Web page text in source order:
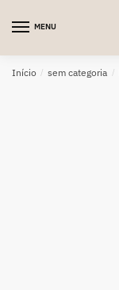
MENU
Início / sem categoria /